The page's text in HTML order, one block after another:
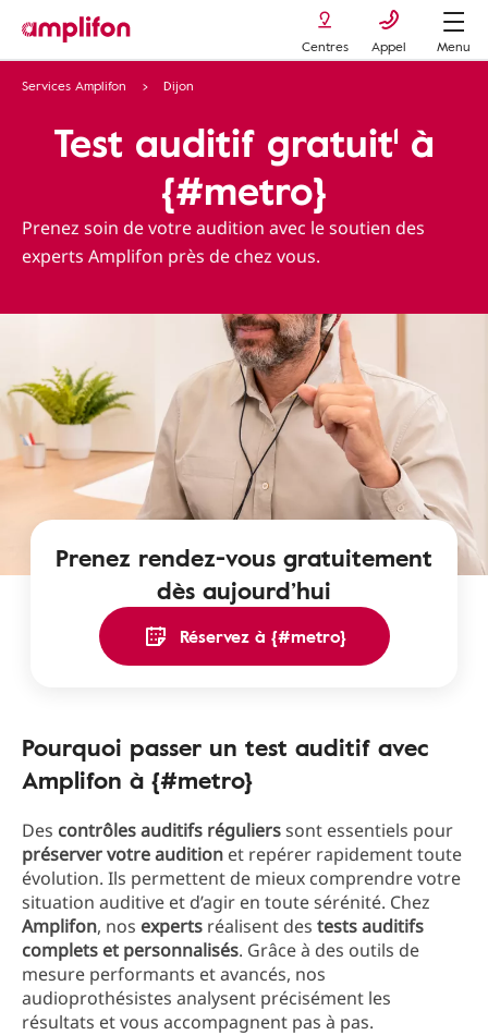
Centres Appel
Menu
Services Amplifon
Dijon
Test auditif gratuit¹ à
{#metro}
Prenez soin de votre audition avec le soutien des
experts Amplifon près de chez vous.
Prenez rendez-vous gratuitement
dès aujourd’hui
Réservez à {#metro}
Pourquoi passer un test auditif avec
Amplifon à {#metro}
Des contrôles auditifs régulierssont essentiels pour
préserver votre audition et repérer rapidement toute
évolution. Ils permettent de mieux comprendre votre
situation auditive et d’agir en toute sérénité. Chez
Amplifon, nos experts réalisent des tests auditifs
complets et personnalisés. Grâce à des outils de
mesure performants et avancés, nos
audioprothésistes analysent précisément les
résultats et vous accompagnent pas à pas.